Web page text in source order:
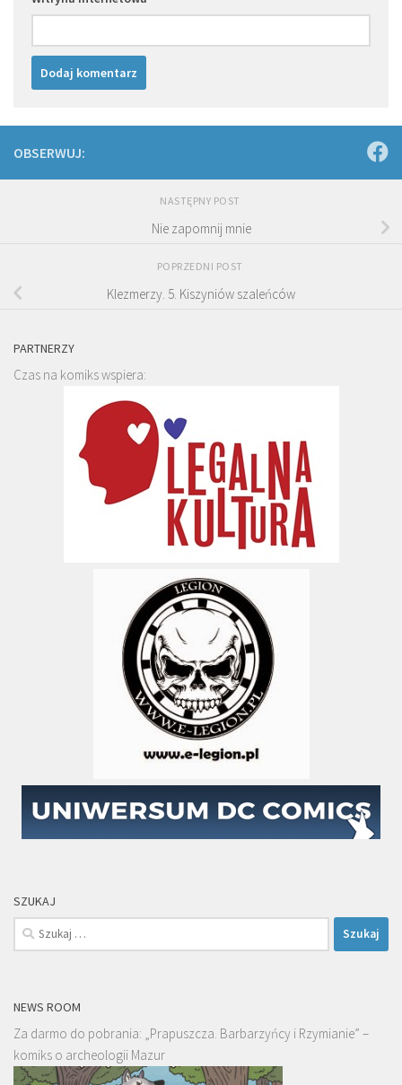
OBSERWUJ:
NASTĘPNY POST
Nie zapomnij mnie
POPRZEDNI POST
Klezmerzy. 5. Kiszyniów szaleńców
PARTNERZY
Czas na komiks wspiera:
SZUKAJ
Szukaj:
NEWS ROOM
Za darmo do pobrania: „Prapuszcza. Barbarzyńcy i Rzymianie” –
komiks o archeologii Mazur